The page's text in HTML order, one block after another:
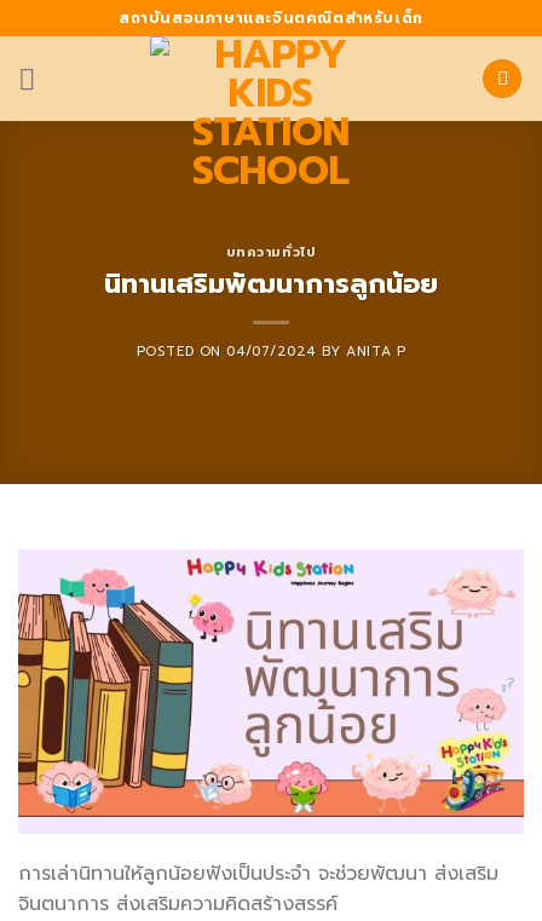
to
content
สถาบันสอนภาษาและจินตคณิตสำหรับเด็ก
บทความทั่วไป
นิทานเสริมพัฒนาการลูกน้อย
POSTED ON04/07/2024 BYANITA P
การเล่านิทานให้ลูกน้อยฟังเป็นประจำ จะช่วยพัฒนา ส่งเสริม
จินตนาการ ส่งเสริมความคิดสร้างสรรค์